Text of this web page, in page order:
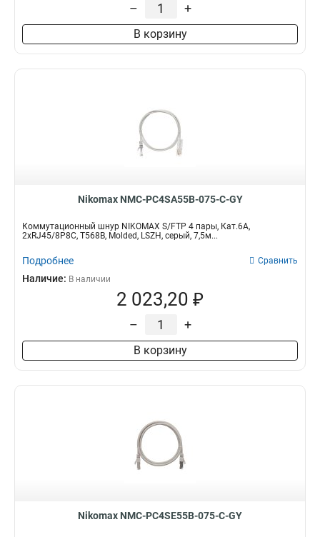
– +
В корзину
Nikomax NMC-PC4SA55B-075-C-GY
Коммутационный шнур NIKOMAX S/FTP 4 пары, Кат.6A,
2хRJ45/8P8C, T568B, Molded, LSZH, серый, 7,5м...
Подробнее Сравнить
Наличие: В наличии
2 023,20 ₽
– +
В корзину
Nikomax NMC-PC4SE55B-075-C-GY